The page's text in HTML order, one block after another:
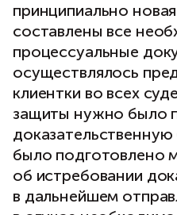
принципиально
составлены все
процессуальные
осуществлялось
клиентки во всех
защиты нужно было
доказательственную
было подготовлено
об истребовании
в дальнейшем